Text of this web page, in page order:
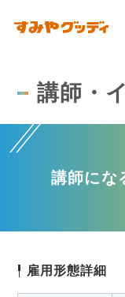
講師・
講師にな
雇用形態詳細